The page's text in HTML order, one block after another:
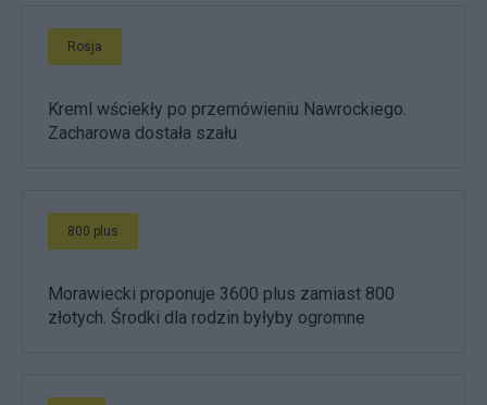
Rosja
Kreml wściekły po przemówieniu Nawrockiego.
Zacharowa dostała szału
800 plus
Morawiecki proponuje 3600 plus zamiast 800
złotych. Środki dla rodzin byłyby ogromne